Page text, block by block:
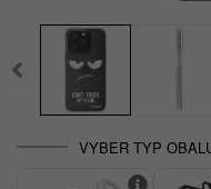
VYBER TYP